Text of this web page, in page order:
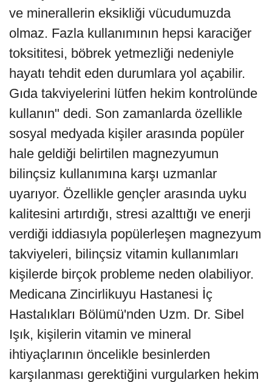
ve minerallerin eksikliği vücudumuzda
olmaz. Fazla kullanımının hepsi karaciğer
toksititesi, böbrek yetmezliği nedeniyle
hayatı tehdit eden durumlara yol açabilir.
Gıda takviyelerini lütfen hekim kontrolünde
kullanın" dedi. Son zamanlarda özellikle
sosyal medyada kişiler arasında popüler
hale geldiği belirtilen magnezyumun
bilinçsiz kullanımına karşı uzmanlar
uyarıyor. Özellikle gençler arasında uyku
kalitesini artırdığı, stresi azalttığı ve enerji
verdiği iddiasıyla popülerleşen magnezyum
takviyeleri, bilinçsiz vitamin kullanımları
kişilerde birçok probleme neden olabiliyor.
Medicana Zincirlikuyu Hastanesi İç
Hastalıkları Bölümü'nden Uzm. Dr. Sibel
Işık, kişilerin vitamin ve mineral
ihtiyaçlarının öncelikle besinlerden
karşılanması gerektiğini vurgularken hekim